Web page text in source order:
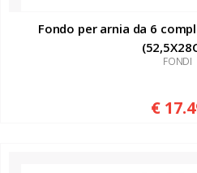
Fondo per arnia da 6
FONDI
€